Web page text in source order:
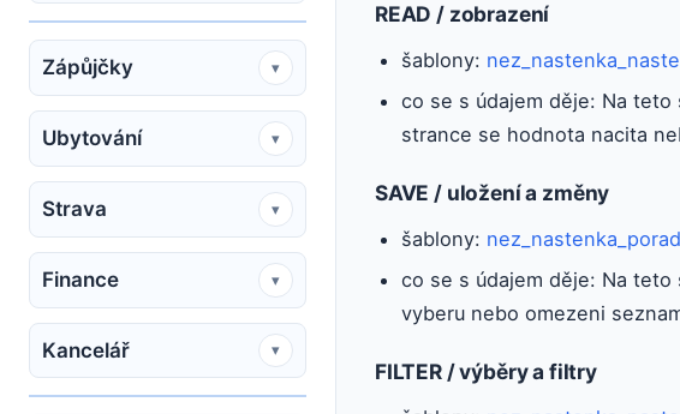
Zápůjčky ▾
Ubytování ▾
Strava ▾
Finance ▾
Kancelář ▾
READ / zobrazení
šablony:
co se s údajem děje: Na
strance se hodnota nacita
SAVE / uložení a změny
šablony:
co se s údajem děje: Na
vyberu nebo omezeni
FILTER / výběry a filtry